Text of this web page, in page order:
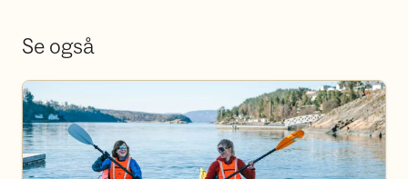
Se også
Se aktivitetskalender